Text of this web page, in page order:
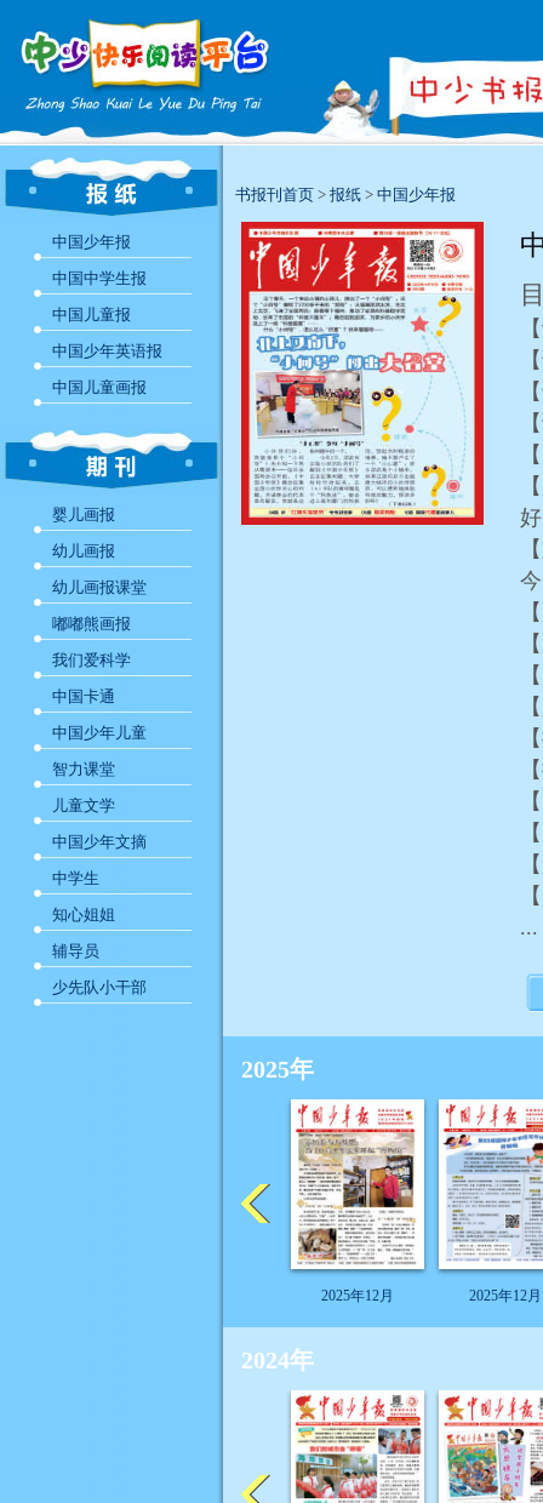
中国少年报
中国中学生报
中国儿童报
中国少年英语报
中国儿童画报
婴儿画报
幼儿画报
幼儿画报课堂
嘟嘟熊画报
我们爱科学
中国卡通
中国少年儿童
智力课堂
儿童文学
中国少年文摘
中学生
知心姐姐
辅导员
少先队小干部
书报刊首页 > 报纸 > 中国少年报
...
2025年
2025年12月 2025年12月
2024年